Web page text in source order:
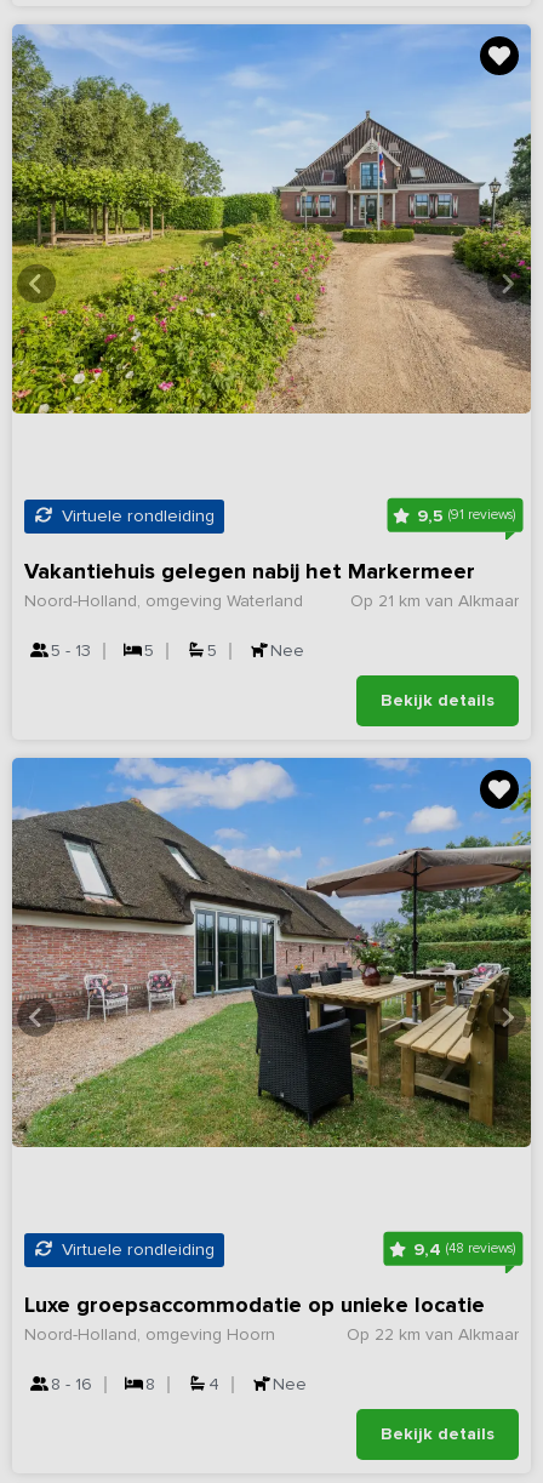
Virtuele rondleiding 9,5(91 reviews)
Vakantiehuis gelegen nabij het Markermeer
Op 21 km van Alkmaar
Noord-Holland, omgeving Waterland
5 - 13 5 5 Nee
Bekijk details
Virtuele rondleiding 9,4 (48 reviews)
Luxe groepsaccommodatie op unieke locatie
Op 22 km van Alkmaar
Noord-Holland, omgeving Hoorn
8 - 16 8 4 Nee
Bekijk details